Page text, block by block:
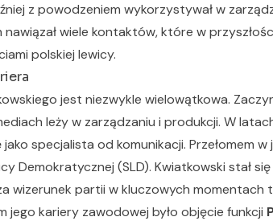
z powodzeniem wykorzystywał w
nawiązał wiele kontaktów, które w
polskiej lewicy.
jest niezwykle wielowątkowa.
leży w zarządzaniu i produkcji. W
specjalista od komunikacji. Przełomem
Demokratycznej (SLD). Kwiatkowski stał
wizerunek partii w kluczowych momentach
jego kariery zawodowej było objęcie funkcji